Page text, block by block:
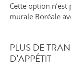
Cette option
murale Boréale
PLUS DE
D’APPÉTIT